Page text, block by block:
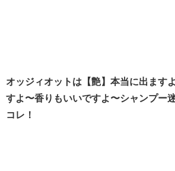
オッジィオットは【艶】本当に出ます
すよ〜香りもいいですよ〜シャンプー
コレ！